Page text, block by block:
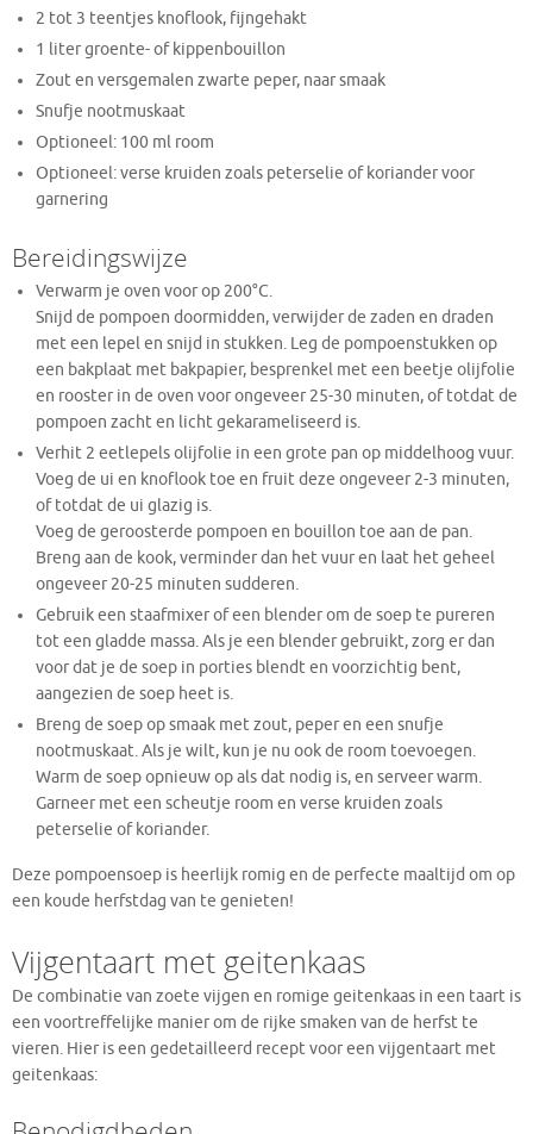
2 tot 3 teentjes knoflook, fijngehakt
1 liter groente- of kippenbouillon
Zout en versgemalen zwarte peper, naar smaak
Snufje nootmuskaat
Optioneel: 100 ml room
Optioneel: verse kruiden zoals peterselie of koriander voor
garnering
Bereidingswijze
Verwarm je oven voor op 200°C.
Snijd de pompoen doormidden, verwijder de zaden en draden
met een lepel en snijd in stukken. Leg de pompoenstukken op
een bakplaat met bakpapier, besprenkel met een beetje olijfolie
en rooster in de oven voor ongeveer 25-30 minuten, of totdat de
pompoen zacht en licht gekarameliseerd is.
Verhit 2 eetlepels olijfolie in een grote pan op middelhoog vuur.
Voeg de ui en knoflook toe en fruit deze ongeveer 2-3 minuten,
of totdat de ui glazig is.
Voeg de geroosterde pompoen en bouillon toe aan de pan.
Breng aan de kook, verminder dan het vuur en laat het geheel
ongeveer 20-25 minuten sudderen.
Gebruik een staafmixer of een blender om de soep te pureren
tot een gladde massa. Als je een blender gebruikt, zorg er dan
voor dat je de soep in porties blendt en voorzichtig bent,
aangezien de soep heet is.
Breng de soep op smaak met zout, peper en een snufje
nootmuskaat. Als je wilt, kun je nu ook de room toevoegen.
Warm de soep opnieuw op als dat nodig is, en serveer warm.
Garneer met een scheutje room en verse kruiden zoals
peterselie of koriander.
Deze pompoensoep is heerlijk romig en de perfecte maaltijd om op
een koude herfstdag van te genieten!
Vijgentaart met geitenkaas
De combinatie van zoete vijgen en romige geitenkaas in een taart is
een voortreffelijke manier om de rijke smaken van de herfst te
vieren. Hier is een gedetailleerd recept voor een vijgentaart met
geitenkaas: